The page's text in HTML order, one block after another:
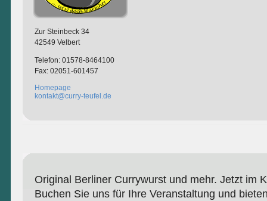
Zur Steinbeck 34
42549 Velbert
Telefon: 01578-8464100
Fax: 02051-601457
Homepage
kontakt@curry-teufel.de
Original Berliner Currywurst und mehr. Jetzt im
Buchen Sie uns für Ihre Veranstaltung und